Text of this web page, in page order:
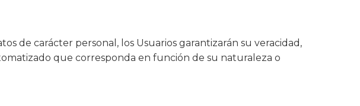
de carácter personal, los Usuarios garantizarán su veracidad,
que corresponda en función de su naturaleza o